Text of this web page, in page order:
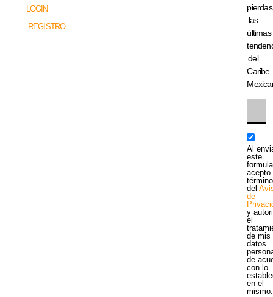
LOGIN
-REGISTRO
pierdas
las
últimas
del
Caribe
Al
este
acepto
del
de
y
el
de mis
datos
de
con lo
en el
mismo.